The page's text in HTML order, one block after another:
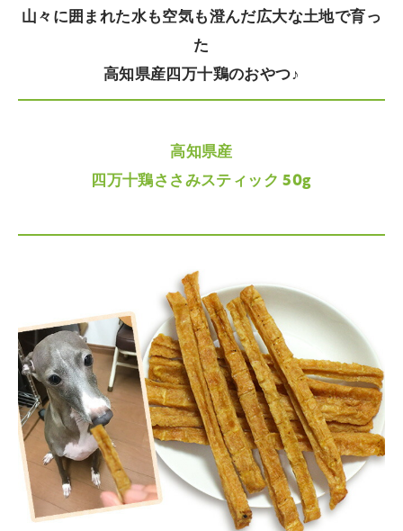
山々に囲まれた水も空気も澄んだ広大な土地で育っ
た
高知県産四万十鶏のおやつ♪
高知県産
四万十鶏ささみスティック 50g